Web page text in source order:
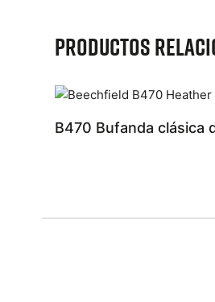
Productos
B470 Bufanda clásica